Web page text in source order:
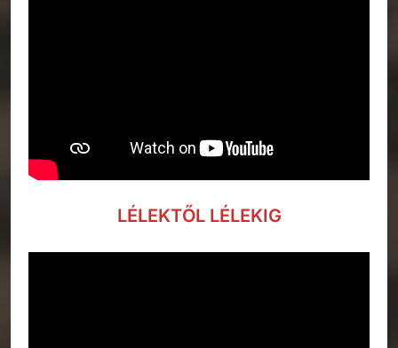
LÉLEKTŐL LÉLEKIG